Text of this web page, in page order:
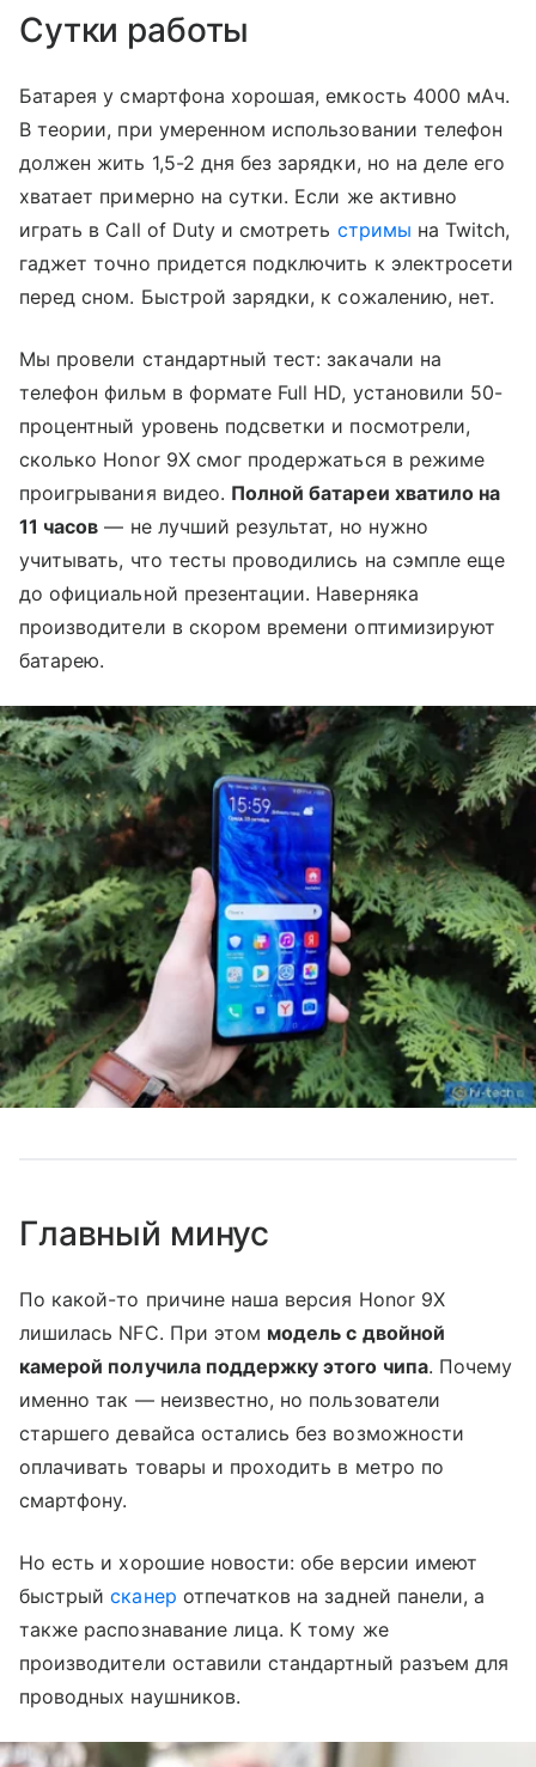
Сутки работы
Батарея у смартфона хорошая, емкость 4000 мАч.
В теории, при умеренном использовании телефон
должен жить 1,5-2 дня без зарядки, но на деле его
хватает примерно на сутки. Если же активно
играть в Call of Duty и смотреть стримы на Twitch,
гаджет точно придется подключить к электросети
перед сном. Быстрой зарядки, к сожалению, нет.
Мы провели стандартный тест: закачали на
телефон фильм в формате Full HD, установили 50-
процентный уровень подсветки и посмотрели,
сколько Honor 9X смог продержаться в режиме
проигрывания видео. Полной батареи хватило на
11 часов — не лучший результат, но нужно
учитывать, что тесты проводились на сэмпле еще
до официальной презентации. Наверняка
производители в скором времени оптимизируют
батарею.
Главный минус
По какой-то причине наша версия Honor 9X
лишилась NFC. При этом модель с двойной
камерой получила поддержку этого чипа. Почему
именно так — неизвестно, но пользователи
старшего девайса остались без возможности
оплачивать товары и проходить в метро по
смартфону.
Но есть и хорошие новости: обе версии имеют
быстрыйсканер отпечатков на задней панели, а
также распознавание лица. К тому же
производители оставили стандартный разъем для
проводных наушников.